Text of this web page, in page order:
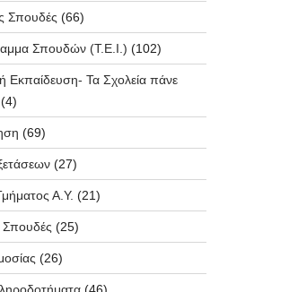
Σπουδές (66)
Σπουδών (T.E.I.) (102)
Εκπαίδευση- Τα Σχολεία πάνε
(69)
(27)
Α.Υ. (21)
Σπουδές (25)
(26)